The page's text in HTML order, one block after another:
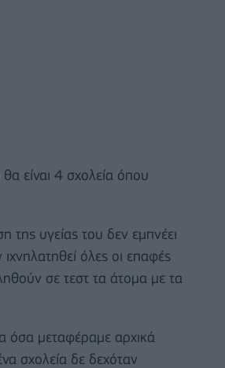
είναι 4 σχολεία όπου
της υγείας του δεν εμπνέει
όλες οι επαφές
σε τεστ τα άτομα με τα
όσα μεταφέραμε αρχικά
σχολεία δε δεχόταν